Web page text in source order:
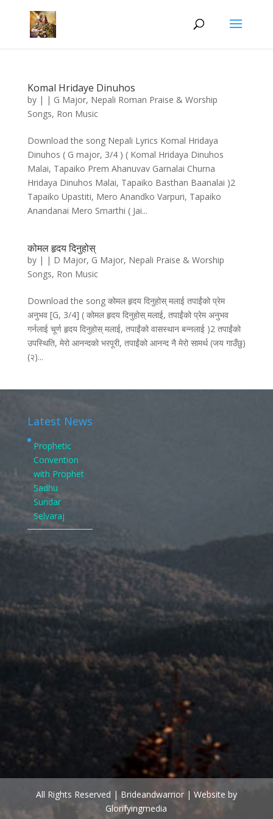
Komal Hridaye Dinuhos
by | | G Major, Nepali Roman Praise & Worship
Songs, Ron Music
Download the song Nepali Lyrics Komal Hridaya
Dinuhos ( G major, 3/4 ) ( Komal Hridaya Dinuhos
Malai, Tapaiko Prem Ahanuvav Garnalai Churna
Hridaya Dinuhos Malai, Tapaiko Basthan Baanalai )2
Tapaiko Upastiti, Mero Anandko Varpuri, Tapaiko
Anandanai Mero Smarthi ( Jai...
कोमल हृदय दिनुहोस्
by | | D Major, G Major, Nepali Praise & Worship
Songs, Ron Music
Download the song कोमल हृदय दिनुहोस्‌ मलाई तपाईंको प्रेम
अनुभव [G, 3/4] ( कोमल हृदय दिनुहोस्‌ मलाई, तपाईंको प्रेम अनुभव
गर्नलाई चूर्ण हृदय दिनुहोस्‌ मलाई, तपाईंको वासस्थान बन्नलाई )2 तपाईंको
उपस्थिति, मेरो आनन्दको भरपूरी, तपाईंको आनन्द नै मेरो सामर्थ (जय गाउँछु)
(२)...
Latest News
Prophetic
Convention
with Prophet
Sadhu
Sundar
Selvaraj
All Rights Reserved | Brideandwarrior | Website by
Glorifyingmedia